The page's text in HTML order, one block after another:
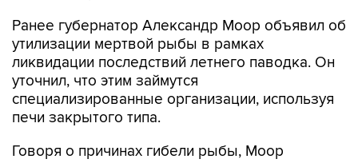
ликвидации последствий летнего паводка. Он
уточнил, что этим займутся
специализированные организации, используя
печи закрытого типа.
Говоря о причинах гибели рыбы, Моор
массовую гибель спровоцировало снижение